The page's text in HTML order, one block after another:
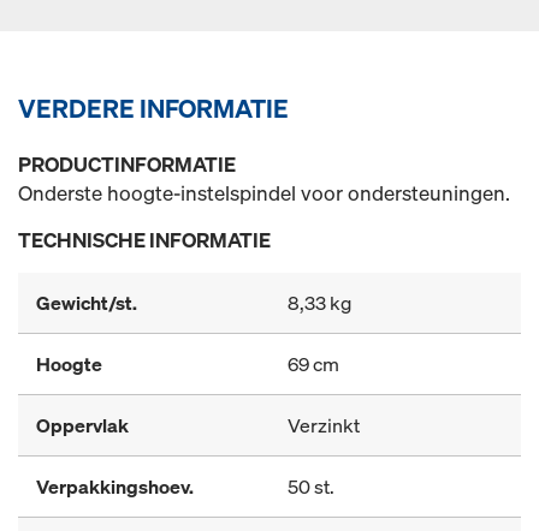
VERDERE INFORMATIE
PRODUCTINFORMATIE
Onderste hoogte-instelspindel voor ondersteuningen.
TECHNISCHE INFORMATIE
Gewicht/st. 8,33 kg
Hoogte 69 cm
Oppervlak Verzinkt
Verpakkingshoev. 50 st.